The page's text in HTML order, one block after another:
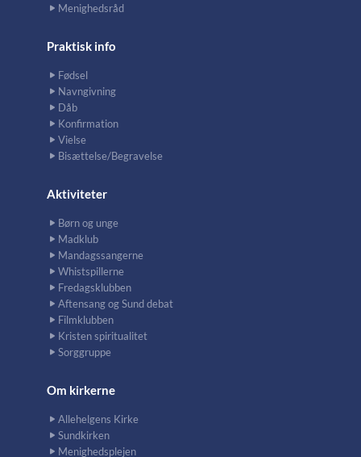
Menighedsråd
Praktisk info
Fødsel
Navngivning
Dåb
Konfirmation
Vielse
Bisættelse/Begravelse
Aktiviteter
Børn og unge
Madklub
Mandagssangerne
Whistspillerne
Fredagsklubben
Aftensang og Sund debat
Filmklubben
Kristen spiritualitet
Sorggruppe
Om kirkerne
Allehelgens Kirke
Sundkirken
Menighedsplejen